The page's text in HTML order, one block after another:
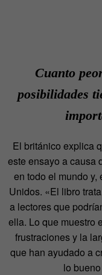
Cuanto
posibilidades
El británico explica
este ensayo a causa
en todo el mundo
Unidos. «El libro
a lectores que
ella. Lo que muestro
frustraciones y la
que han ayudado a
lo